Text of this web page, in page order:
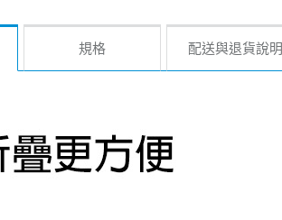
規格 配送與退貨說明